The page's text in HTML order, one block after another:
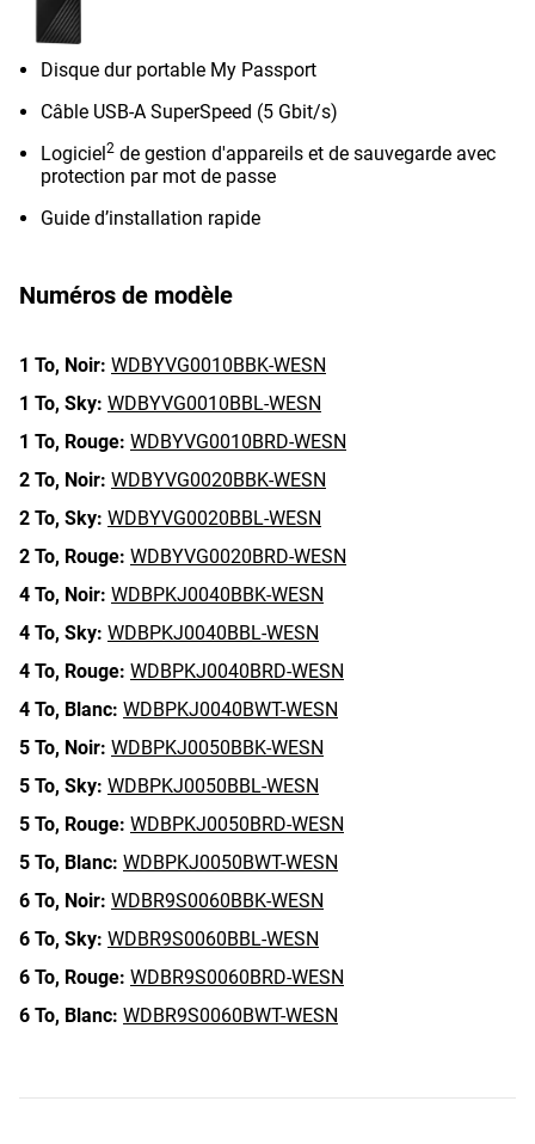
Disque dur portable My Passport
Câble USB-A SuperSpeed (5 Gbit/s)
Logiciel2 de gestion d'appareils et de sauvegarde avec
protection par mot de passe
Guide d’installation rapide
Numéros de modèle
1 To, Noir: WDBYVG0010BBK-WESN
1 To, Sky: WDBYVG0010BBL-WESN
1 To, Rouge: WDBYVG0010BRD-WESN
2 To, Noir: WDBYVG0020BBK-WESN
2 To, Sky: WDBYVG0020BBL-WESN
2 To, Rouge: WDBYVG0020BRD-WESN
4 To, Noir: WDBPKJ0040BBK-WESN
4 To, Sky: WDBPKJ0040BBL-WESN
4 To, Rouge: WDBPKJ0040BRD-WESN
4 To, Blanc: WDBPKJ0040BWT-WESN
5 To, Noir: WDBPKJ0050BBK-WESN
5 To, Sky: WDBPKJ0050BBL-WESN
5 To, Rouge: WDBPKJ0050BRD-WESN
5 To, Blanc: WDBPKJ0050BWT-WESN
6 To, Noir: WDBR9S0060BBK-WESN
6 To, Sky: WDBR9S0060BBL-WESN
6 To, Rouge: WDBR9S0060BRD-WESN
6 To, Blanc: WDBR9S0060BWT-WESN